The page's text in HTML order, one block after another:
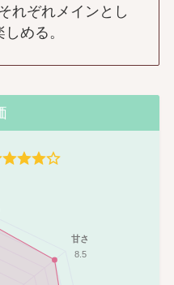
れぞれメインとし
しめる。
甘さ
8.5